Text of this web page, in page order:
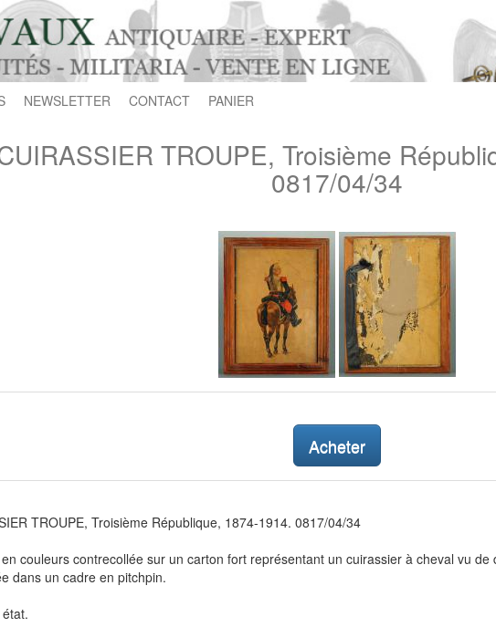
NEWSLETTER CONTACT PANIER
TROUPE, Troisième
0817/04/34
Acheter
TROUPE, Troisième République, 1874-1914. 0817/04/34
couleurs contrecollée sur un carton fort représentant un cuirassier à cheval vu
dans un cadre en pitchpin.